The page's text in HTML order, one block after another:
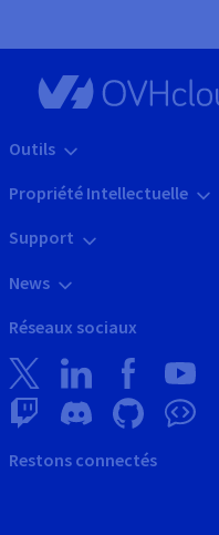
Outils
Propriété Intellectuelle
Support
News
Réseaux sociaux
Restons connectés